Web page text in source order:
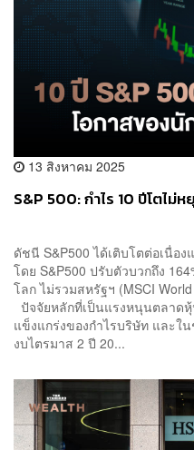
13 สิงหาคม 2025
S&P 500: กำไร 10 ปีโตไม่
ดัชนี S&P500 ได้เติบโตต่อเนื่อ
โดย S&P500 ปรับตัวบวกถึง
โลก ไม่รวมสหรัฐฯ (MSCI
ปัจจัยหลักที่เป็นแรงหนุนตลาด
แข็งแกร่งของกำไรบริษัท และใ
งบไตรมาส 2 ปี 20...